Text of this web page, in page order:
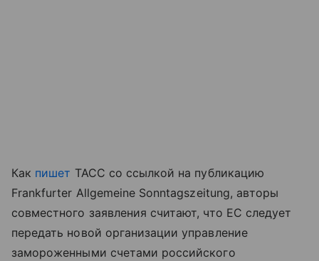
Как пишет ТАСС со ссылкой на публикацию
Frankfurter Allgemeine Sonntagszeitung, авторы
совместного заявления считают, что ЕС следует
передать новой организации управление
замороженными счетами российского